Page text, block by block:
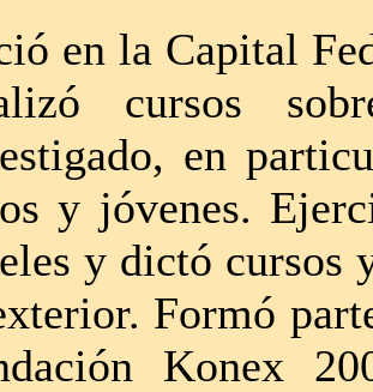
en la Capital
cursos
en
y jóvenes.
y dictó cursos
Formó
Konex